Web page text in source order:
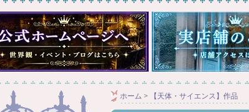
ホーム > 【天体・サイエンス】作品